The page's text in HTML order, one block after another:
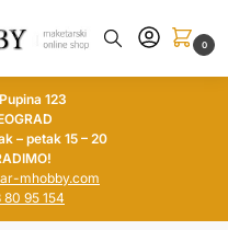
0
123
– petak 15 – 20
mhobby.com
80 95 154